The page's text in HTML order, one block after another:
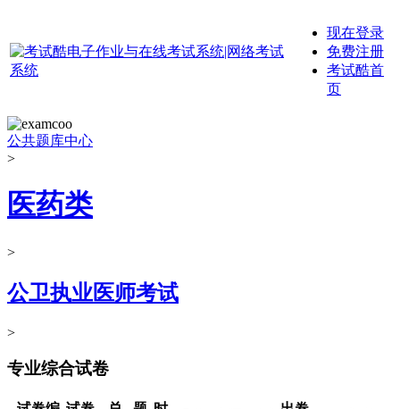
现在登录
免费注册
考试酷首
页
公共题库中心
>
医药类
>
公卫执业医师考试
>
专业综合试卷